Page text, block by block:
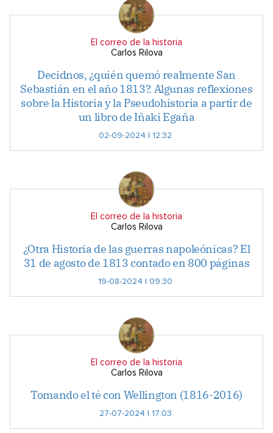
El correo de la historia
Carlos Rilova
Decidnos, ¿quién quemó realmente San
Sebastián en el año 1813?. Algunas reflexiones
sobre la Historia y la Pseudohistoria a partir de
un libro de Iñaki Egaña
02-09-2024 | 12:32
El correo de la historia
Carlos Rilova
¿Otra Historia de las guerras napoleónicas? El
31 de agosto de 1813 contado en 800 páginas
19-08-2024 | 09:30
El correo de la historia
Carlos Rilova
Tomando el té con Wellington (1816-2016)
27-07-2024 | 17:03